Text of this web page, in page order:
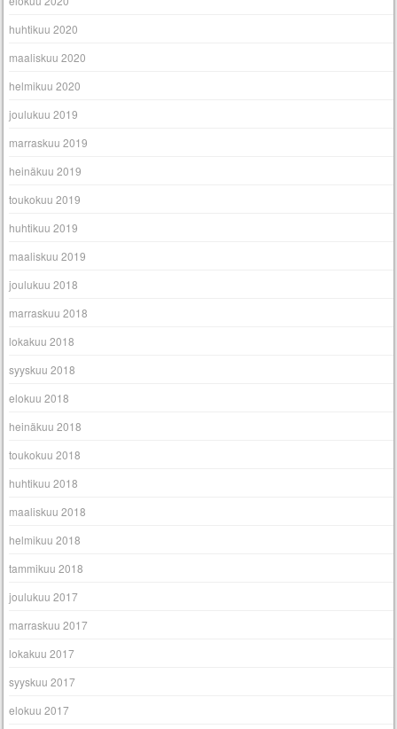
huhtikuu 2020
maaliskuu 2020
helmikuu 2020
joulukuu 2019
marraskuu 2019
heinäkuu 2019
toukokuu 2019
huhtikuu 2019
maaliskuu 2019
joulukuu 2018
marraskuu 2018
lokakuu 2018
syyskuu 2018
elokuu 2018
heinäkuu 2018
toukokuu 2018
huhtikuu 2018
maaliskuu 2018
helmikuu 2018
tammikuu 2018
joulukuu 2017
marraskuu 2017
lokakuu 2017
syyskuu 2017
elokuu 2017